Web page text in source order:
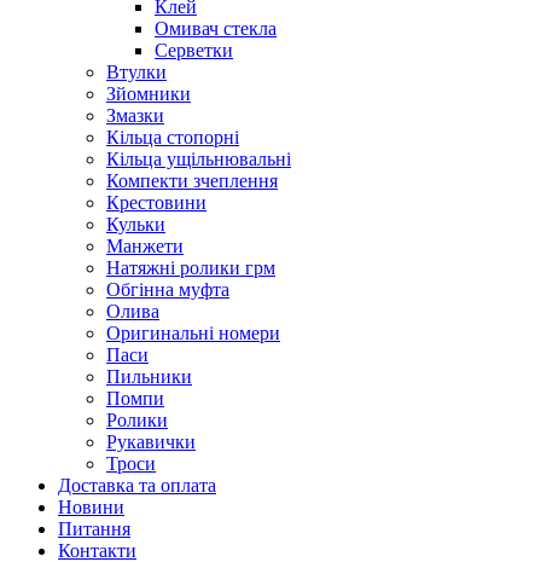
Клей
Омивач стекла
Серветки
Втулки
Зйомники
Змазки
Кільца стопорні
Кільца ущільнювальні
Компекти зчеплення
Крестовини
Кульки
Манжети
Натяжні ролики грм
Обгінна муфта
Олива
Оригинальні номери
Паси
Пильники
Помпи
Ролики
Рукавички
Троси
Доставка та оплата
Новини
Питання
Контакти